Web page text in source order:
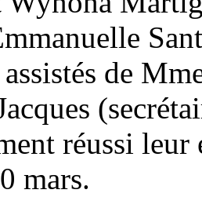
de
réussi
mars.